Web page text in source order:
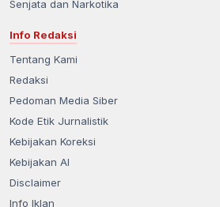
Senjata dan Narkotika
Info Redaksi
Tentang Kami
Redaksi
Pedoman Media Siber
Kode Etik Jurnalistik
Kebijakan Koreksi
Kebijakan AI
Disclaimer
Info Iklan